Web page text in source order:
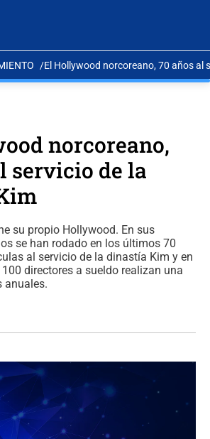
El Hollywood norcoreano, 70 años al
norcoreano,
servicio de la
su propio Hollywood. En sus
se han rodado en los últimos 70
al servicio de la dinastía Kim y en
directores a sueldo realizan una
anuales.